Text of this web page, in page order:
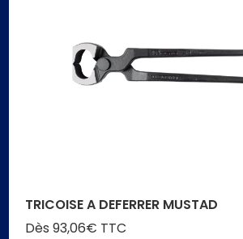
TRICOISE A DEFERRER MUSTAD
Dès 93,06€ TTC